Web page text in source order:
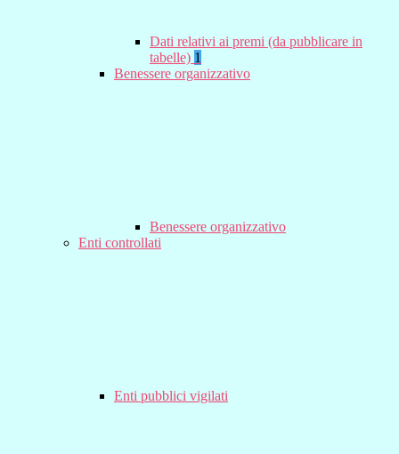
Dati relativi ai premi (da pubblicare in
tabelle) 1
Benessere organizzativo
Benessere organizzativo
Enti controllati
Enti pubblici vigilati